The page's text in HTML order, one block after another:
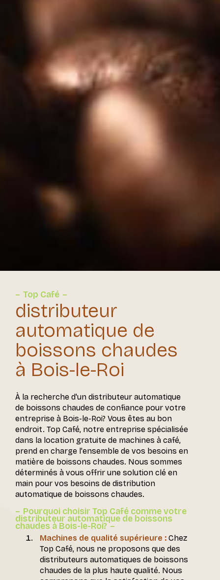
Top Café
distributeur
automatique de
boissons chaudes
à Bois-le-Roi
À la recherche d'un distributeur automatique
de boissons chaudes de confiance pour votre
entreprise à Bois-le-Roi? Vous êtes au bon
endroit. Top Café, notre entreprise spécialisée
dans la location gratuite de machines à café,
prend en charge l'ensemble de vos besoins en
matière de boissons chaudes. Nous sommes
déterminés à vous offrir une solution clé en
main pour vos besoins de distribution
automatique de boissons chaudes.
Pourquoi choisir Top Café comme votre
distributeur automatique de boissons
chaudes à Bois-le-Roi?
Machines de qualité supérieure : Chez
Top Café, nous ne proposons que des
distributeurs automatiques de boissons
chaudes de la plus haute qualité. Nous